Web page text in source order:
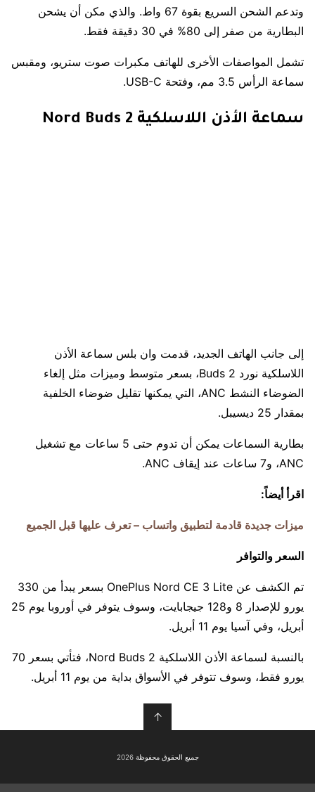
وتدعم الشحن السريع بقوة 67 واط. والذي مكن أن يشحن
البطارية من صفر إلى 80% في 30 دقيقة فقط.
تشمل المواصفات الأخرى للهاتف مكبرات صوت ستريو، ومقبس
سماعة الرأس 3.5 مم، وفتحة USB-C.
سماعة الأذن اللاسلكية Nord Buds 2
إلى جانب الهاتف الجديد، قدمت وان بلس سماعة الأذن
اللاسلكية نورد Buds 2، بسعر متوسط وميزات مثل إلغاء
الضوضاء النشط ANC، التي يمكنها تقليل ضوضاء الخلفية
بمقدار 25 ديسيبل.
بطارية السماعات يمكن أن تدوم حتى 5 ساعات مع تشغيل
ANC، و7 ساعات عند إيقاف ANC.
اقرأ أيضاً:
ميزات جديدة قادمة لتطبيق واتساب – تعرف عليها قبل الجميع
السعر والتوافر
تم الكشف عن OnePlus Nord CE 3 Lite بسعر يبدأ من 330
يورو للإصدار 8 و128 جيجابايت، وسوف يتوفر في أوروبا يوم 25
أبريل، وفي آسيا يوم 11 أبريل.
بالنسبة لسماعة الأذن اللاسلكية Nord Buds 2، فتأتي بسعر 70
يورو فقط، وسوف تتوفر في الأسواق بداية من يوم 11 أبريل.
↑
جميع الحقوق محفوظة 2026